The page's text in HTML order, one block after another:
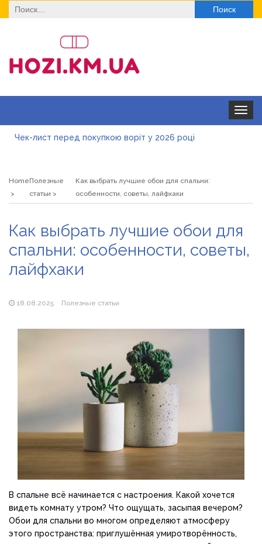
Найти:
Toggle
Чек-лист перед покупкою воріт у 2026 році
Як швидко отримати ліцензію на медичну практику:
типові помилки, відмова та як її уникнути
варіант
Натуральна косметика Хіларі для захисту шкіри від
сонця
Магазин паяльников: рейтинг лучших магазинов Украины
HomeПолезные
статьи
Как выбрать лучшие обои для спальни:
особенности, советы, лайфхаки
Как выбрать лучшие обои для
спальни: особенности, советы,
лайфхаки
18.08.2025 Полезные статьи
В спальне всё начинается с настроения. Какой хочется
видеть комнату утром? Что ощущать, засыпая вечером?
Обои для спальни во многом определяют атмосферу
этого пространства: приглушённая умиротворённость,